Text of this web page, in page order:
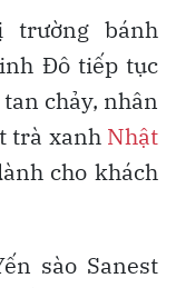
trường bánh
Đô tiếp tục
chảy, nhân
trà xanh Nhật
cho khách
sào Sanest